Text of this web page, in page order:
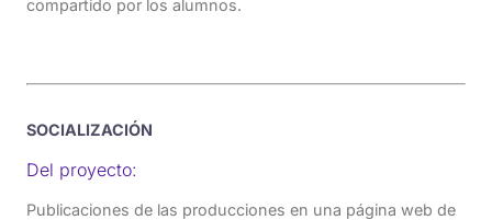
compartido por los alumnos.
SOCIALIZACIÓN
Del proyecto:
Publicaciones de las producciones en una página web de